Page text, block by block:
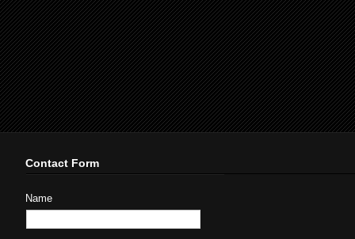
Contact Form
Name